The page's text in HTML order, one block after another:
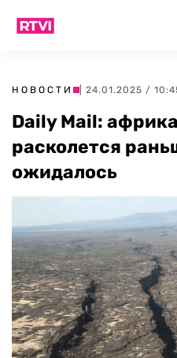
НОВОСТИ | 24.01.2025 /
Daily Mail:
расколется
ожидалось